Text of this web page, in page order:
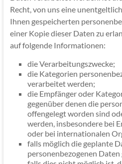
Recht, von uns eine
Ihnen gespeicherten
einer Kopie dieser Daten zu
auf folgende Informationen:
die Verarbeitungszwecke;
die Kategorien
verarbeitet werden;
die Empfänger oder
gegenüber denen die
offengelegt worden sind
werden, insbesondere bei
oder bei internationalen
falls möglich die geplante
personenbezogenen